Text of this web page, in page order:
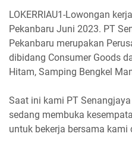
LOKERRIAU1-Lowongan
Pekanbaru Juni 2023. PT
Pekanbaru merupakan
dibidang Consumer Goods
Hitam, Samping Bengkel
Saat ini kami PT
sedang membuka
untuk bekerja bersama kami